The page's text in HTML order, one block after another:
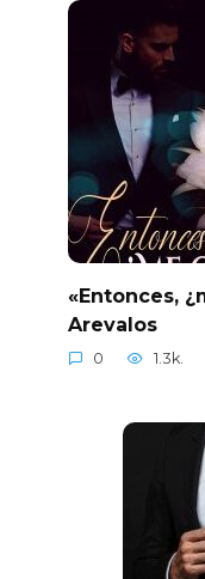
«Entonces,
Arevalos
0 1.3k.